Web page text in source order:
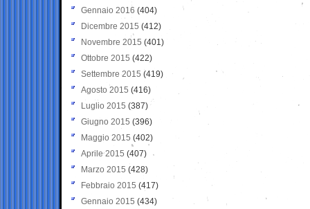
Gennaio 2016 (404)
Dicembre 2015 (412)
Novembre 2015 (401)
Ottobre 2015 (422)
Settembre 2015 (419)
Agosto 2015 (416)
Luglio 2015 (387)
Giugno 2015 (396)
Maggio 2015 (402)
Aprile 2015 (407)
Marzo 2015 (428)
Febbraio 2015 (417)
Gennaio 2015 (434)